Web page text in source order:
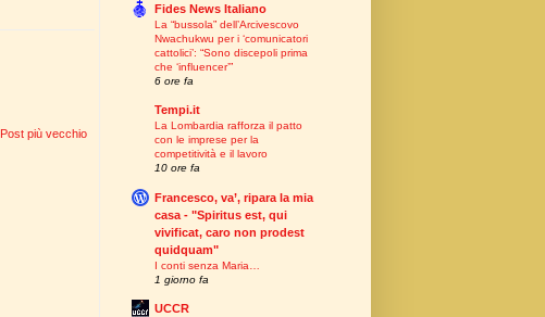
Post più vecchio
Fides News Italiano
La “bussola” dell’Arcivescovo
Nwachukwu per i ‘comunicatori
cattolici’: “Sono discepoli prima
che ‘influencer’”
6 ore fa
Tempi.it
La Lombardia rafforza il patto
con le imprese per la
competitività e il lavoro
10 ore fa
Francesco, va’, ripara la mia
casa - "Spiritus est, qui
vivificat, caro non prodest
quidquam"
I conti senza Maria…
1 giorno fa
UCCR